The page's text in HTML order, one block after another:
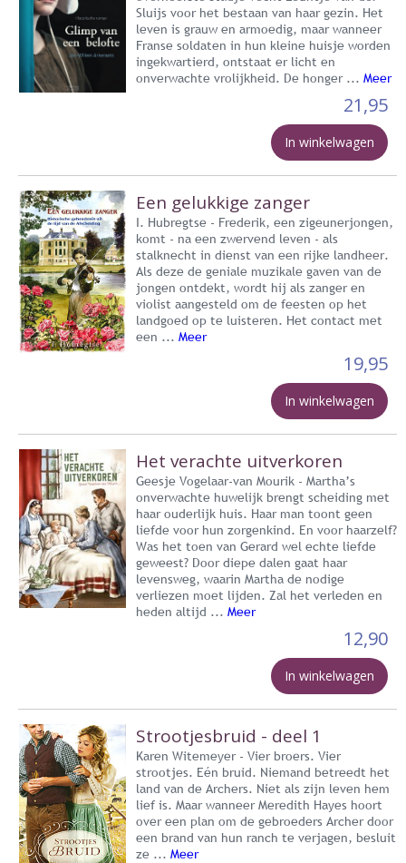
Sluijs voor het bestaan van haar gezin. Het
leven is grauw en armoedig, maar wanneer
Franse soldaten in hun kleine huisje worden
ingekwartierd, ontstaat er licht en
onverwachte vrolijkheid. De honger ... Meer
21,95
In winkelwagen
Een gelukkige zanger
I. Hubregtse - Frederik, een zigeunerjongen,
komt - na een zwervend leven - als
stalknecht in dienst van een rijke landheer.
Als deze de geniale muzikale gaven van de
jongen ontdekt, wordt hij als zanger en
violist aangesteld om de feesten op het
landgoed op te luisteren. Het contact met
een ... Meer
19,95
In winkelwagen
Het verachte uitverkoren
Geesje Vogelaar-van Mourik - Martha’s
onverwachte huwelijk brengt scheiding met
haar ouderlijk huis. Haar man toont geen
liefde voor hun zorgenkind. En voor haarzelf?
Was het toen van Gerard wel echte liefde
geweest? Door diepe dalen gaat haar
levensweg, waarin Martha de nodige
verliezen moet lijden. Zal het verleden en
heden altijd ... Meer
12,90
In winkelwagen
Strootjesbruid - deel 1
Karen Witemeyer - Vier broers. Vier
strootjes. Eén bruid. Niemand betreedt het
land van de Archers. Niet als zijn leven hem
lief is. Maar wanneer Meredith Hayes hoort
over een plan om de gebroeders Archer door
een brand van hun ranch te verjagen, besluit
ze ... Meer